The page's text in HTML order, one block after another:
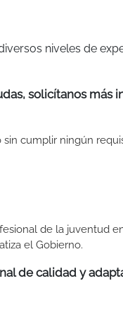
niveles de
solicítanos más
cumplir ningún
de la juventud
el Gobierno.
de calidad y